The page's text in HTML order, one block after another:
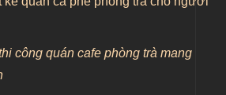
công quán cafe phòng trà mang